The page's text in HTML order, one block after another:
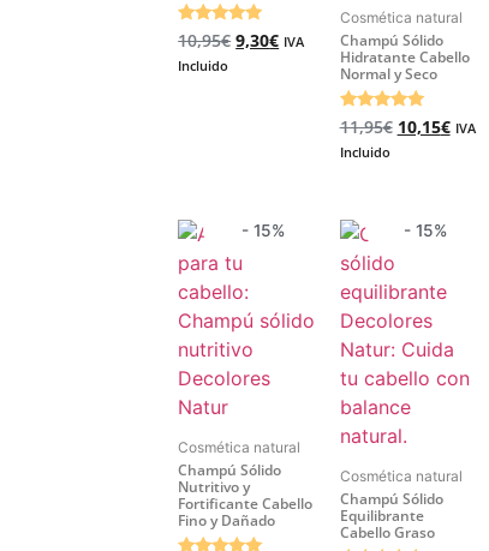
Valorado
5.00
de 5
10,95€ 9,30€ IVA
Incluido
Cosmética natural
Champú Sólido
Hidratante Cabello
Normal y Seco
Valorado
4.91
de 5
11,95€ 10,15€ IVA
Incluido
- 15%
Cosmética natural
Champú Sólido
Nutritivo y
Fortificante Cabello
Fino y Dañado
- 15%
Cosmética natural
Champú Sólido
Equilibrante
Cabello Graso